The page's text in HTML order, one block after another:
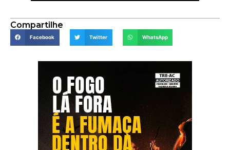
Compartilhe
Facebook Twitter WhatsApp